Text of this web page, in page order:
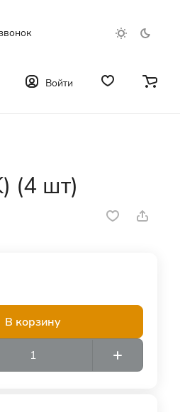
Войти
(4 шт)
В корзину